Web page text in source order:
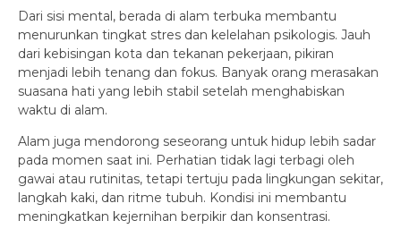
Dari sisi mental, berada di alam terbuka membantu
menurunkan tingkat stres dan kelelahan psikologis. Jauh
dari kebisingan kota dan tekanan pekerjaan, pikiran
menjadi lebih tenang dan fokus. Banyak orang merasakan
suasana hati yang lebih stabil setelah menghabiskan
waktu di alam.
Alam juga mendorong seseorang untuk hidup lebih sadar
pada momen saat ini. Perhatian tidak lagi terbagi oleh
gawai atau rutinitas, tetapi tertuju pada lingkungan sekitar,
langkah kaki, dan ritme tubuh. Kondisi ini membantu
meningkatkan kejernihan berpikir dan konsentrasi.